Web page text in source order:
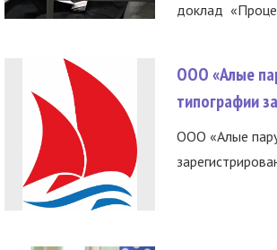
доклад
ООО «Алые
типографии
ООО «Алые